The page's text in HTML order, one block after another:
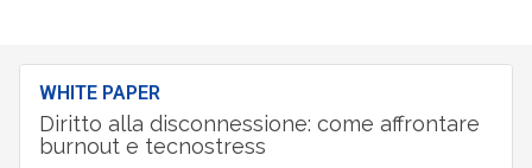
WHITE PAPER
Diritto alla disconnessione: come affrontare
burnout e tecnostress